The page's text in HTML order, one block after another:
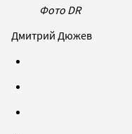
Фото DR
Дмитрий Дюжев